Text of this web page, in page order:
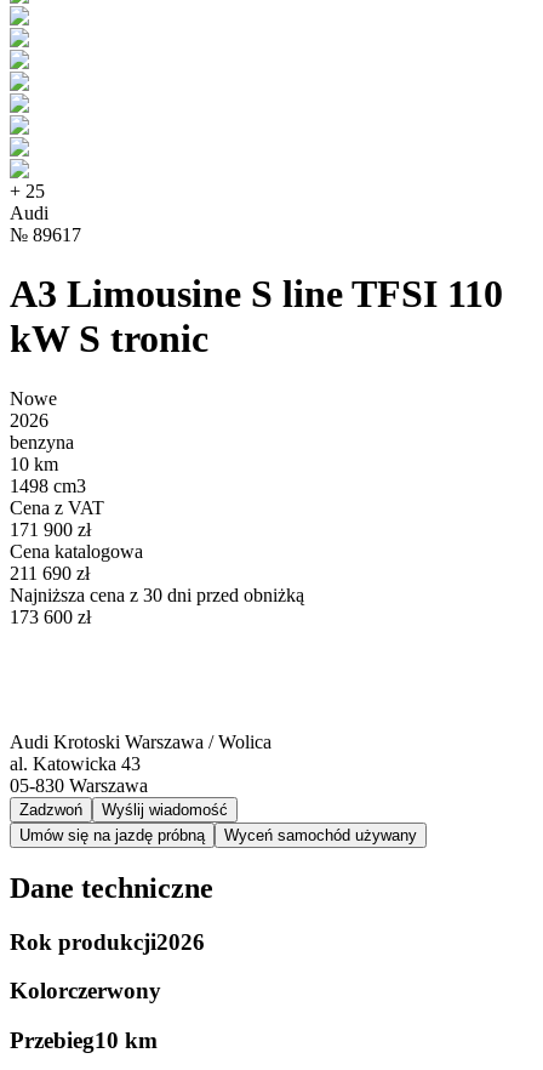
+ 25
Audi
№ 89617
A3 Limousine S line TFSI 110
kW S tronic
Nowe
2026
benzyna
10 km
1498 cm3
Cena z VAT
171 900 zł
Cena katalogowa
211 690 zł
Najniższa cena z 30 dni przed obniżką
173 600 zł
Audi Krotoski Warszawa / Wolica
al. Katowicka 43
05-830 Warszawa
Zadzwoń
Wyślij wiadomość
Umów się na jazdę próbną
Wyceń samochód używany
Dane techniczne
Rok produkcji2026
Kolorczerwony
Przebieg10 km